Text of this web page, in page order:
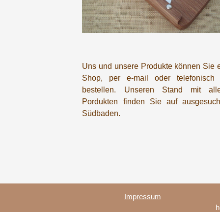
Uns und unsere Produkte können Sie
Shop, per e-mail oder telefonisch
bestellen. Unseren Stand mit
Pordukten finden Sie auf
Südbaden.
Impressum